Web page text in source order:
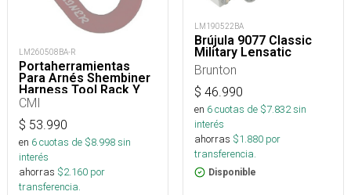
LM260508BA-R
Portaherramientas
Para Arnés Shembiner
Harness Tool Rack Y
Arborismo
CMI
$ 53.990
en 6cuotas de $8.998sin
interés
ahorras $2.160 por
transferencia.
LM190522BA
Brújula 9077 Classic
Military Lensatic
Brunton
$ 46.990
en 6cuotas de $7.832sin
interés
ahorras $1.880 por
transferencia.
Disponible